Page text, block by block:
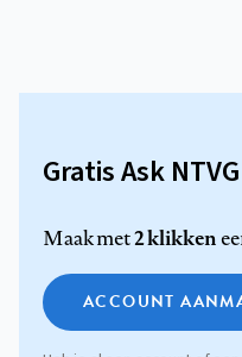
Gratis Ask
Maak met2 klikken
ACCOUNT